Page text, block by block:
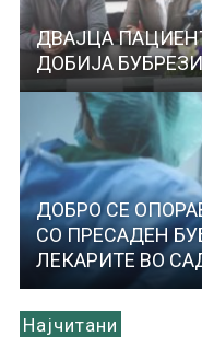
ДВАЈЦА
ДОБИЈА
ДОБРО СЕ
СО ПРЕСАДЕН
ЛЕКАРИТЕ ВО
Најчитани